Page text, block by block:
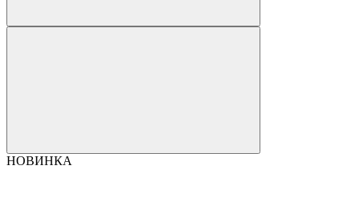
НОВИНКА